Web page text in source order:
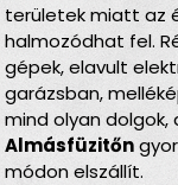
területek miatt az
halmozódhat fel.
gépek, elavult
garázsban,
mind olyan
Almásfüzitőn
módon elszállít.